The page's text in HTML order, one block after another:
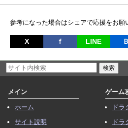
参考になった場合はシェアで応援をお願
X ｆ LINE
メイン
ホーム
サイト説明
ゲーム
ドラ
ドラ